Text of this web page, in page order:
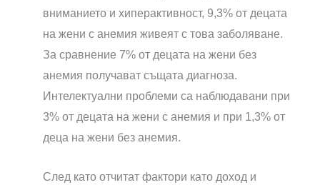
вниманието и хиперактивност, 9,3% от децата
на жени с анемия живеят с това заболяване.
За сравнение 7% от децата на жени без
анемия получават същата диагноза.
Интелектуални проблеми са наблюдавани при
3% от децата на жени с анемия и при 1,3% от
деца на жени без анемия.
След като отчитат фактори като доход и